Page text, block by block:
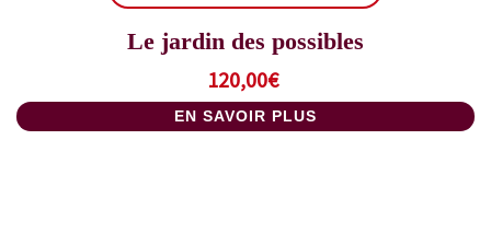
Le jardin des possibles
120,00€
EN SAVOIR PLUS